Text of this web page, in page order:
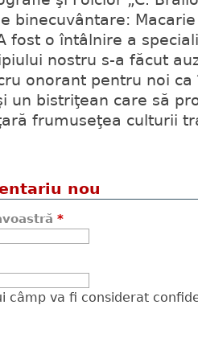
binecuvântare:
fost o întâlnire a
nostru s-a făcut
onorant pentru noi
un bistriţean care să
frumuseţea culturii
nou
*
câmp va fi considerat